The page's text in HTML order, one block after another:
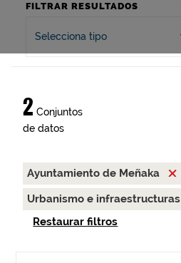
FILTRAR RESULTADOS
Selecciona tipo
2 Conjuntos
de datos
Ayuntamiento de Meñaka
Urbanismo e infraestructuras
Restaurar filtros